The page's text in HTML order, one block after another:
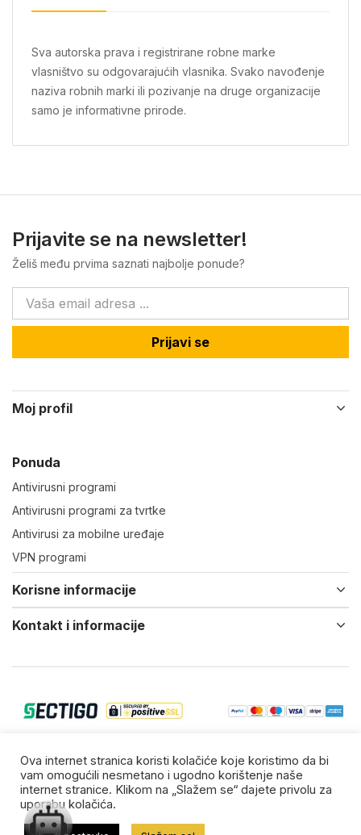
Sva autorska prava i registrirane robne marke
vlasništvo su odgovarajućih vlasnika. Svako navođenje
naziva robnih marki ili pozivanje na druge organizacije
samo je informativne prirode.
Prijavite se na newsletter!
Želiš među prvima saznati najbolje ponude?
Prijavi se
Moj profil
Ponuda
Antivirusni programi
Antivirusni programi za tvrtke
Antivirusi za mobilne uređaje
VPN programi
Korisne informacije
Kontakt i informacije
© 2022-25 Virtual IT d.o.o. Vsa prava zadržana.
Zaštitni znakovi su vlasništvo njihovih vlasnika.
Ova internet stranica koristi kolačiće koje koristimo da bi
vam omogućili nesmetano i ugodno korištenje naše
internet stranice. Klikom na „Slažem se“ dajete privolu za
uporabu kolačića.